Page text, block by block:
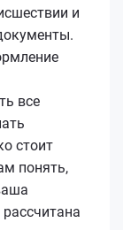
и
все
стоит
понять,